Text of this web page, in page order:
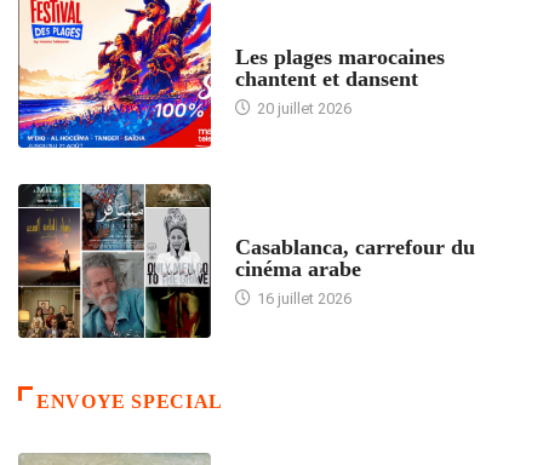
Les plages marocaines
chantent et dansent
20 juillet 2026
Casablanca, carrefour du
cinéma arabe
16 juillet 2026
ENVOYE SPECIAL